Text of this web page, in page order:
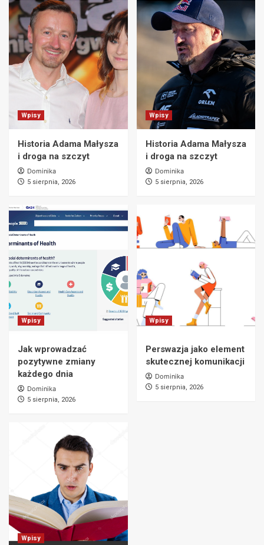
Wpisy
Historia Adama Małysza
i droga na szczyt
Dominika
5 sierpnia, 2026
Wpisy
Historia Adama Małysza
i droga na szczyt
Dominika
5 sierpnia, 2026
Wpisy
Jak wprowadzać
pozytywne zmiany
każdego dnia
Dominika
5 sierpnia, 2026
Wpisy
Perswazja jako element
skutecznej komunikacji
Dominika
5 sierpnia, 2026
Wpisy